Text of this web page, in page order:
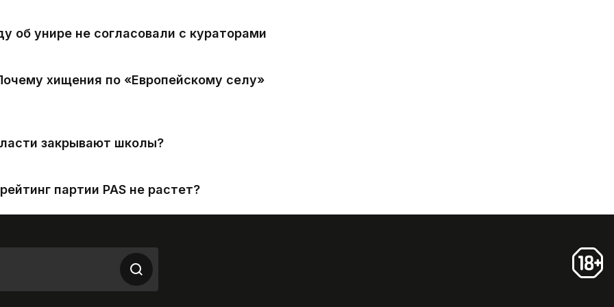
об унире не согласовали с кураторами
хищения по «Европейскому селу»
закрывают школы?
партии PAS не растет?